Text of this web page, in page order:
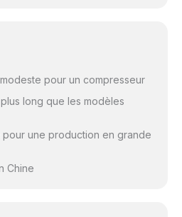
pour un compresseur
long que les modèles
une production en grande
Chine